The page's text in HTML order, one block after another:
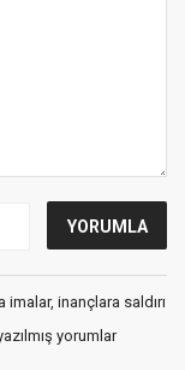
inançlara saldırı
yorumlar